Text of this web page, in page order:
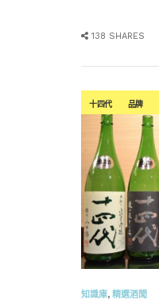
138 SHARES
十四代 品牌
知識庫, 精選酒聞